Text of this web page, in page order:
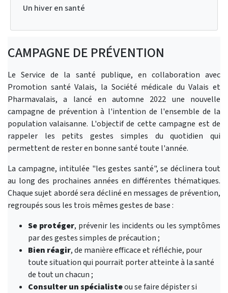
Un hiver en santé
CAMPAGNE DE PRÉVENTION
Le Service de la santé publique, en collaboration avec
Promotion santé Valais, la Société médicale du Valais et
Pharmavalais, a lancé en automne 2022 une nouvelle
campagne de prévention à l'intention de l'ensemble de la
population valaisanne. L'objectif de cette campagne est de
rappeler les petits gestes simples du quotidien qui
permettent de rester en bonne santé toute l'année.
La campagne, intitulée "les gestes santé", se déclinera tout
au long des prochaines années en différentes thématiques.
Chaque sujet abordé sera décliné en messages de prévention,
regroupés sous les trois mêmes gestes de base :
Se protéger, prévenir les incidents ou les symptômes
par des gestes simples de précaution ;
Bien réagir, de manière efficace et réfléchie, pour
toute situation qui pourrait porter atteinte à la santé
de tout un chacun ;
Consulter un spécialisteou se faire dépister si